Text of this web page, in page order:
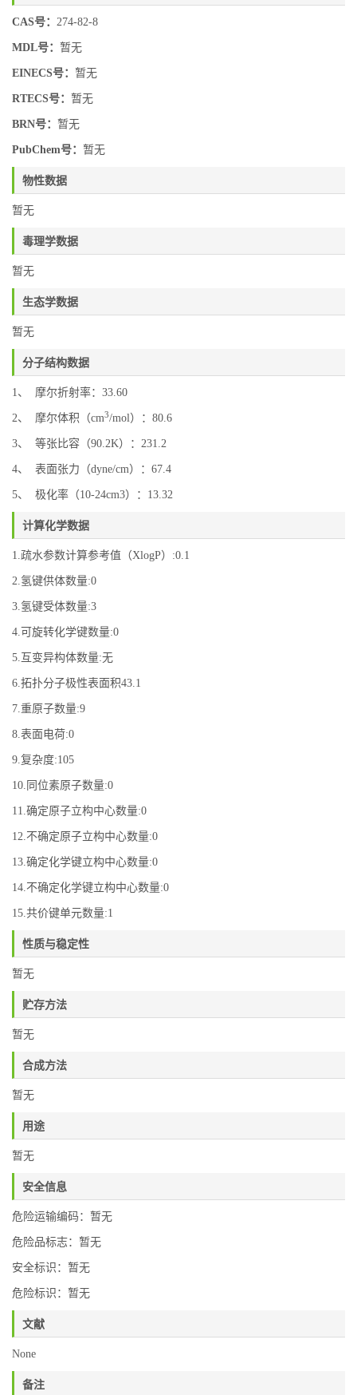
CAS号： 274-82-8
MDL号： 暂无
EINECS号： 暂无
RTECS号： 暂无
BRN号： 暂无
PubChem号： 暂无
物性数据
暂无
毒理学数据
暂无
生态学数据
暂无
分子结构数据
1、 摩尔折射率：33.60
2、 摩尔体积（cm3/mol）：80.6
3、 等张比容（90.2K）：231.2
4、 表面张力（dyne/cm）：67.4
5、 极化率（10-24cm3）：13.32
计算化学数据
1.疏水参数计算参考值（XlogP）:0.1
2.氢键供体数量:0
3.氢键受体数量:3
4.可旋转化学键数量:0
5.互变异构体数量:无
6.拓扑分子极性表面积43.1
7.重原子数量:9
8.表面电荷:0
9.复杂度:105
10.同位素原子数量:0
11.确定原子立构中心数量:0
12.不确定原子立构中心数量:0
13.确定化学键立构中心数量:0
14.不确定化学键立构中心数量:0
15.共价键单元数量:1
性质与稳定性
暂无
贮存方法
暂无
合成方法
暂无
用途
暂无
安全信息
危险运输编码：暂无
危险品标志：暂无
安全标识：暂无
危险标识：暂无
文献
None
备注